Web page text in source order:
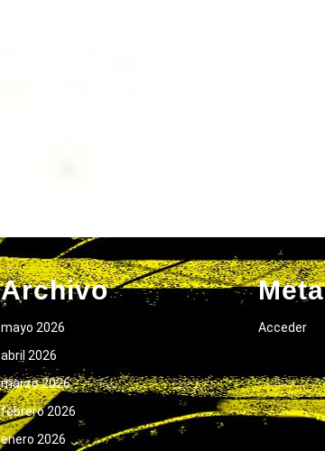
Archivo
mayo 2026
abril 2026
marzo 2026
febrero 2026
enero 2026
Meta
Acceder